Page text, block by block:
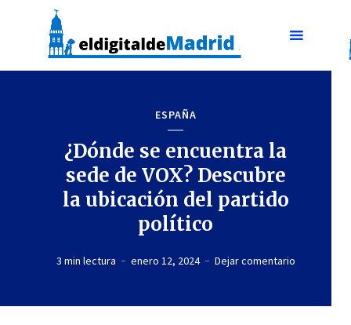
ESPAÑA
¿Dónde se encuentra la
sede de VOX? Descubre
la ubicación del partido
político
3 min lectura enero 12, 2024 Dejar comentario